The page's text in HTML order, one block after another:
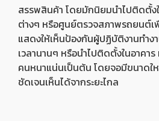
สรรพสินค้า โดยมักนิยมนำไปติดตั้
ต่างๆ หรือศูนย์ตรวจสภาพรถยนต์
แสดงให้เห็นป้องกันผู้ปฏิบัติงานทำง
เวลานานๆ หรือนำไปติดตั้งในอาคา
คนหนาแน่นเป็นต้น โดยจอมีขนาดใ
ชัดเจนเห็นได้จากระยะไกล